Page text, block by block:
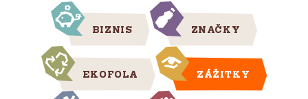
BIZNIS ZNAČKY
EKOFOLA ZÁŽITKY